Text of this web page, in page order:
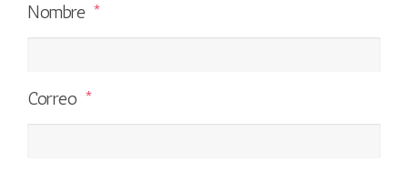
Nombre *
Correo *